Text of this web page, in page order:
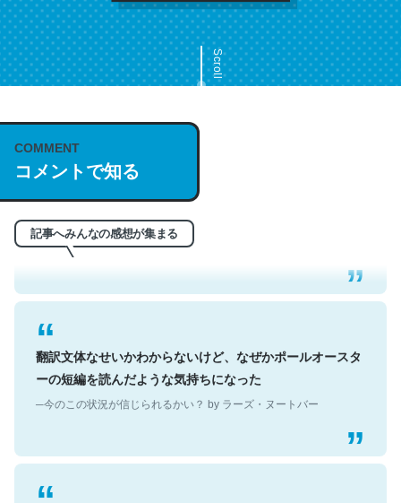
Scroll
COMMENT
コメントで知る
記事へみんなの感想が集まる
これは名文。彼はとてもクレバーなんだろうなと凄く思
─今のこの状況が信じられるかい？ by ラーズ・ヌートバー
翻訳文体なせいかわからないけど、なぜかポールオースタ
ーの短編を読んだような気持ちになった
─今のこの状況が信じられるかい？ by ラーズ・ヌートバー